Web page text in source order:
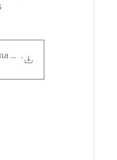
Desenrola Brasil
.